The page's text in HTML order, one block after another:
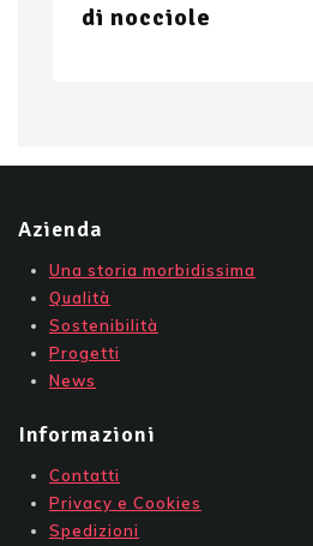
di nocciole
Azienda
Una storia morbidissima
Qualità
Sostenibilità
Progetti
News
Informazioni
Contatti
Privacy e Cookies
Spedizioni